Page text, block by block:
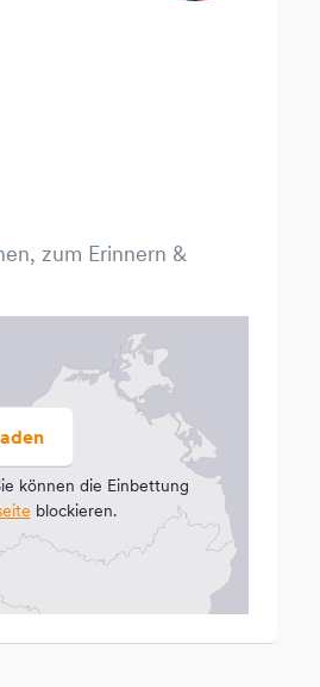
zum Erinnern &
können die Einbettung
blockieren.